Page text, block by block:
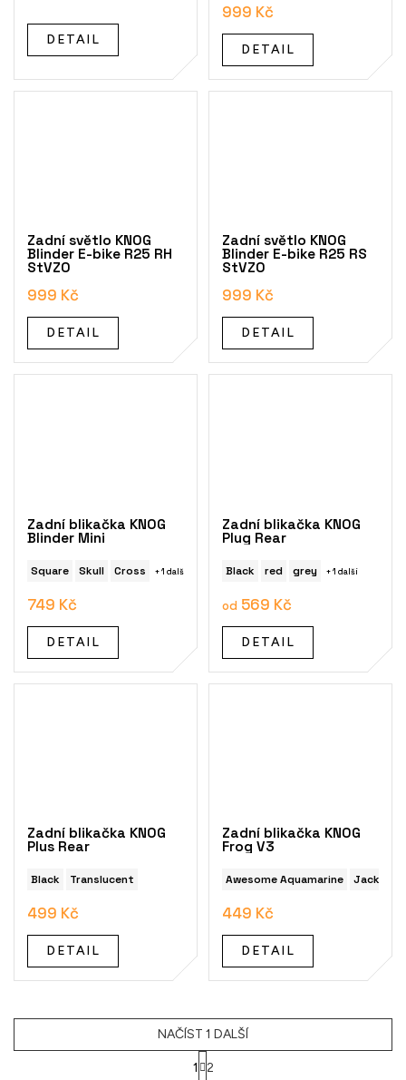
DETAIL
999 Kč
DETAIL
Zadní světlo KNOG
Blinder E-bike R25 RH
StVZO
999 Kč
DETAIL
Zadní světlo KNOG
Blinder E-bike R25 RS
StVZO
999 Kč
DETAIL
Zadní blikačka KNOG
Blinder Mini
Square Skull Cross + 1 další
749 Kč
DETAIL
Zadní blikačka KNOG
Plug Rear
Black red grey + 1 další
od 569 Kč
DETAIL
Zadní blikačka KNOG
Plus Rear
Black Translucent
499 Kč
DETAIL
Zadní blikačka KNOG
Frog V3
Awesome Aquamarine Jacket
449 Kč
DETAIL
NAČÍST 1 DALŠÍ
1 2